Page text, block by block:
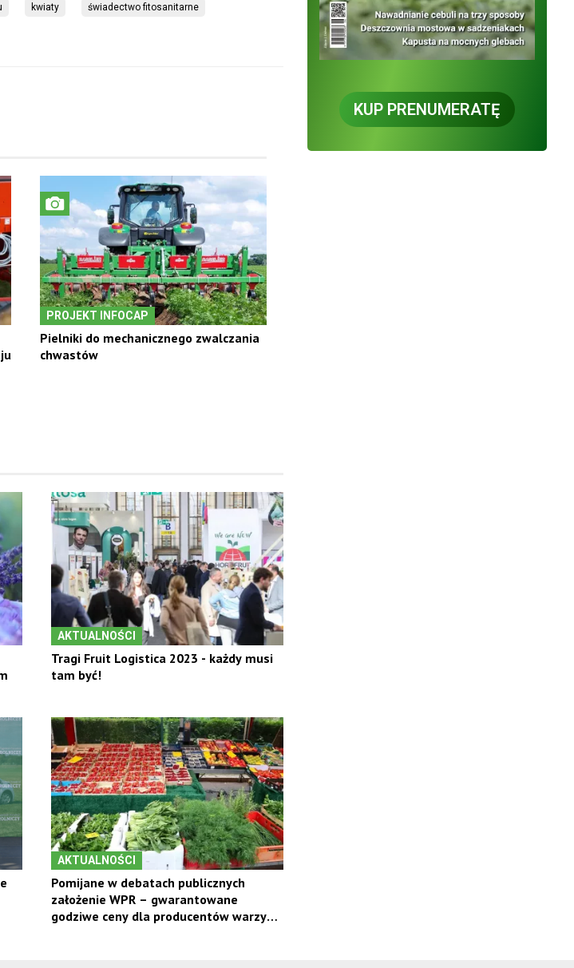
kwiaty świadectwo fitosanitarne
PROJEKT INFOCAP
Pielniki do mechanicznego zwalczania
chwastów
AKTUALNOŚCI
Tragi Fruit Logistica 2023 - każdy musi
tam być!
AKTUALNOŚCI
Pomijane w debatach publicznych
założenie WPR – gwarantowane
godziwe ceny dla producentów warzyw i
KUP PRENUMERATĘ